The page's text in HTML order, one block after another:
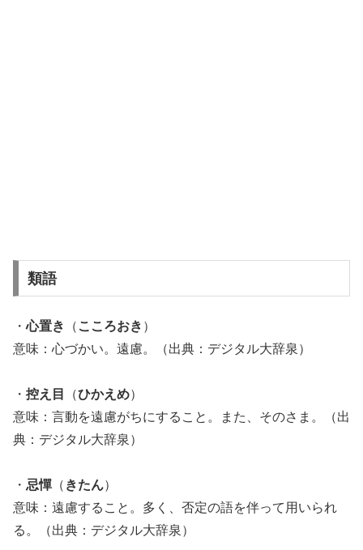
類語
・心置き （ こころおき ）
意味：心づかい。遠慮。（出典：デジタル大辞泉）
・ 控え目 （ひかえめ）
意味：言動を遠慮がちにすること。また、そのさま。（出
典：デジタル大辞泉）
・ 忌憚 （ きたん）
意味：遠慮すること。多く、否定の語を伴って用いられ
る。（出典：デジタル大辞泉）